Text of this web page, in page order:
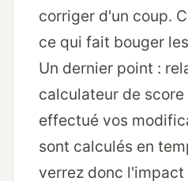
corriger d'un coup.
ce qui fait bouger
Un dernier point :
calculateur de score
effectué vos
sont calculés en
verrez donc l'impact